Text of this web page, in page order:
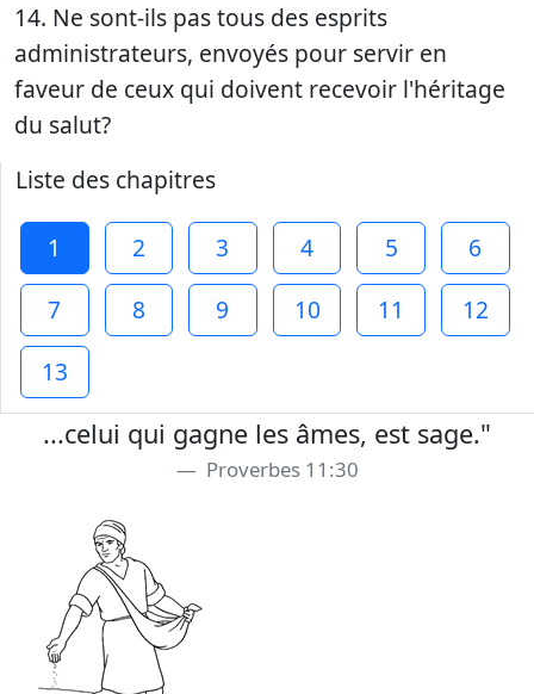
14. Ne sont-ils pas tous des esprits
administrateurs, envoyés pour servir en
faveur de ceux qui doivent recevoir l'héritage
du salut?
Liste des chapitres
1 2 3 4 5
6
7
8 9 10 11
12
13
...celui qui gagne les âmes, est sage."
Proverbes 11:30